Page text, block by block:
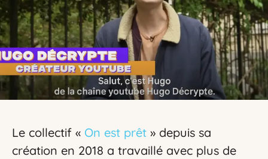
Le collectif « On est prêt » depuis sa
création en 2018 a travaillé avec plus de